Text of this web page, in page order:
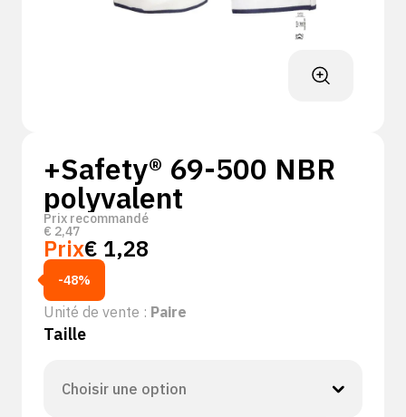
+Safety® 69-500 NBR
polyvalent
Prix recommandé
€ 2,47
Prix€ 1,28
-48%
Unité de vente : Paire
Taille